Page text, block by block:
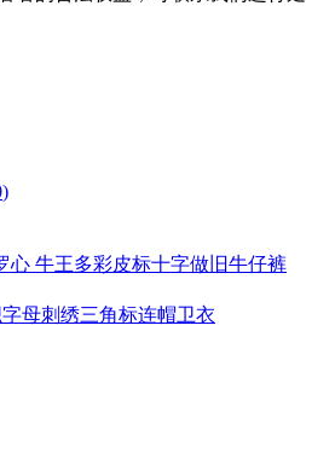
)
心 牛王多彩皮标十字做旧牛仔裤
母刺绣三角标连帽卫衣